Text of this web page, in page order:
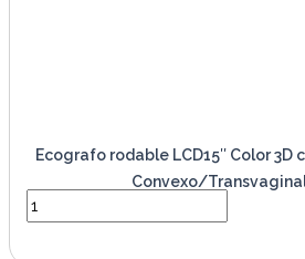
Ecografo rodable LCD15″ Color 3D
Convexo/